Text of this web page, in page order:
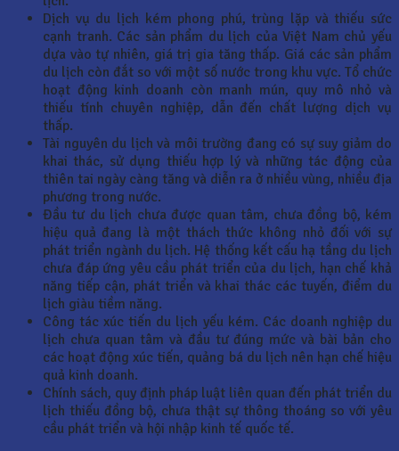
Dịch vụ du lịch kém phong phú, trùng lặp và thiếu sức
cạnh tranh. Các sản phẩm du lịch của Việt Nam chủ yếu
dựa vào tự nhiên, giá trị gia tăng thấp. Giá các sản phẩm
du lịch còn đắt so với một số nước trong khu vực. Tổ chức
hoạt động kinh doanh còn manh mún, quy mô nhỏ và
thiếu tính chuyên nghiệp, dẫn đến chất lượng dịch vụ
thấp.
Tài nguyên du lịch và môi trường đang có sự suy giảm do
khai thác, sử dụng thiếu hợp lý và những tác động của
thiên tai ngày càng tăng và diễn ra ở nhiều vùng, nhiều địa
phương trong nước.
Đầu tư du lịch chưa được quan tâm, chưa đồng bộ, kém
hiệu quả đang là một thách thức không nhỏ đối với sự
phát triển ngành du lịch. Hệ thống kết cấu hạ tầng du lịch
chưa đáp ứng yêu cầu phát triển của du lịch, hạn chế khả
năng tiếp cận, phát triển và khai thác các tuyến, điểm du
lịch giàu tiềm năng.
Công tác xúc tiến du lịch yếu kém. Các doanh nghiệp du
lịch chưa quan tâm và đầu tư đúng mức và bài bản cho
các hoạt động xúc tiến, quảng bá du lịch nên hạn chế hiệu
quả kinh doanh.
Chính sách, quy định pháp luật liên quan đến phát triển du
lịch thiếu đồng bộ, chưa thật sự thông thoáng so với yêu
cầu phát triển và hội nhập kinh tế quốc tế.